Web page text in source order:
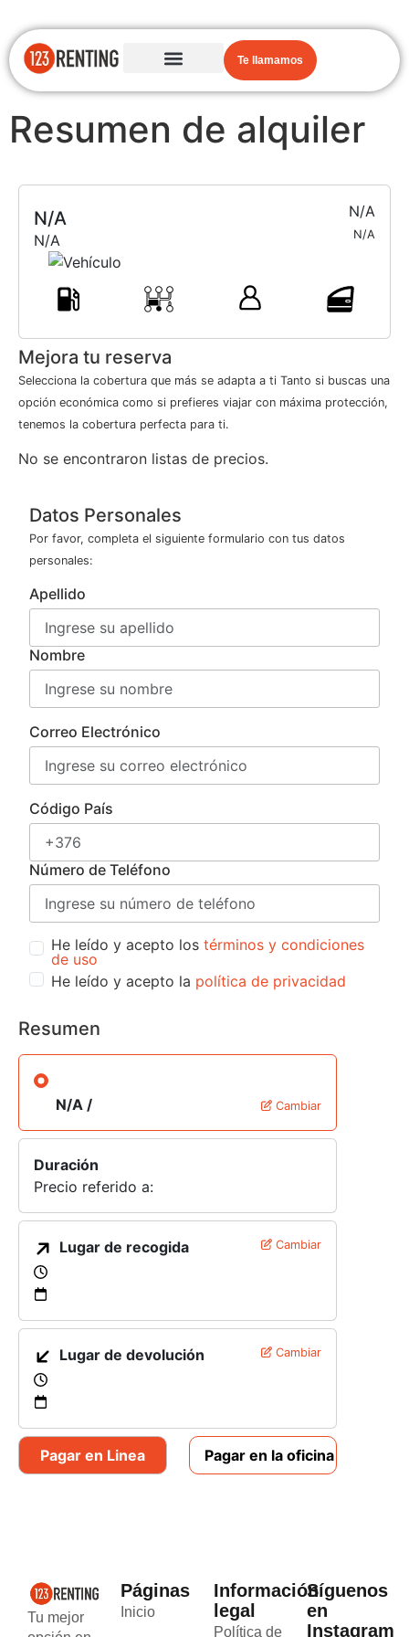
Te llamamos
Resumen de alquiler
N/A
N/A
N/A
N/A
Mejora tu reserva
Selecciona la cobertura que más se adapta a ti Tanto si buscas una
opción económica como si prefieres viajar con máxima protección,
tenemos la cobertura perfecta para ti.
No se encontraron listas de precios.
Datos Personales
Por favor, completa el siguiente formulario con tus datos
personales:
Apellido
Nombre
Correo Electrónico
Código País
Número de Teléfono
He leído y acepto los términos y condiciones
de uso
He leído y acepto la política de privacidad
Resumen
N/A / Cambiar
Duración
Precio referido a:
Lugar de recogida Cambiar
Lugar de devolución Cambiar
Pagar en Linea Pagar en la oficina
Tu mejor
Páginas
Inicio
Información
legal
Política de
Síguenos
en
Instagram